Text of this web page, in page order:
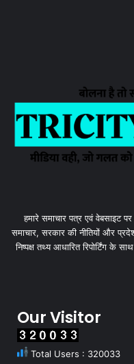
हमारे समाचार पत्र एवं वेबसाइट
समाचार, सरकार की नीतियों और
निष्पक्ष तथ्य आधारित रिपोर्टिंग के
Our Visitor
Total Users : 320033